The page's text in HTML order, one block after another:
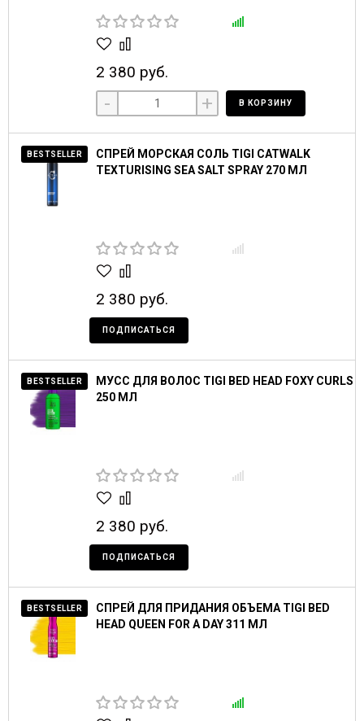
2 380 руб.
- + В КОРЗИНУ
BESTSELLER
СПРЕЙ МОРСКАЯ СОЛЬ TIGI CATWALK
TEXTURISING SEA SALT SPRAY 270 МЛ
2 380 руб.
ПОДПИСАТЬСЯ
BESTSELLER
МУСС ДЛЯ ВОЛОС TIGI BED HEAD FOXY CURLS
250 МЛ
2 380 руб.
ПОДПИСАТЬСЯ
BESTSELLER
СПРЕЙ ДЛЯ ПРИДАНИЯ ОБЪЕМА TIGI BED
HEAD QUEEN FOR A DAY 311 МЛ